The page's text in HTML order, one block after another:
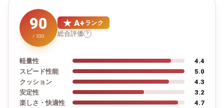
90
/ 100
★ A+ ランク
総合評価 ?
軽量性
4.4
スピード性能
5.0
クッション
4.3
安定性
3.2
楽しさ・快適性
4.7